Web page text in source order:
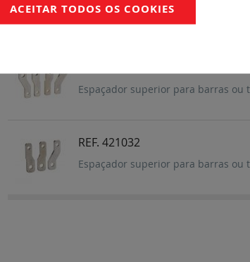
Jogo de 4 Tomadas posteriores -
Espaçador superior para barras ou
REF. 421032
Espaçador superior para barras ou
ACEITAR TODOS OS COOKIES